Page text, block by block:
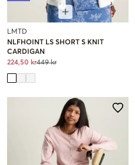
LMTD
NLFHOINT LS SHORT S KNIT
CARDIGAN
224,50 kr449 kr